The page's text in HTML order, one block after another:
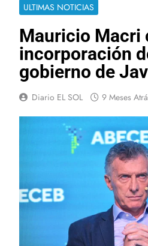
ULTIMAS NOTICIAS
Mauricio Macri
incorporación
gobierno de
Diario EL SOL 9 Meses